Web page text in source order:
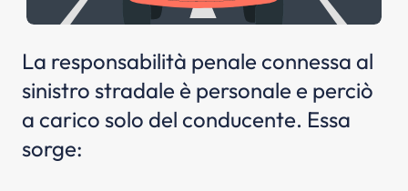
La responsabilità penale connessa al
sinistro stradale è personale e perciò
a carico solo del conducente. Essa
sorge: